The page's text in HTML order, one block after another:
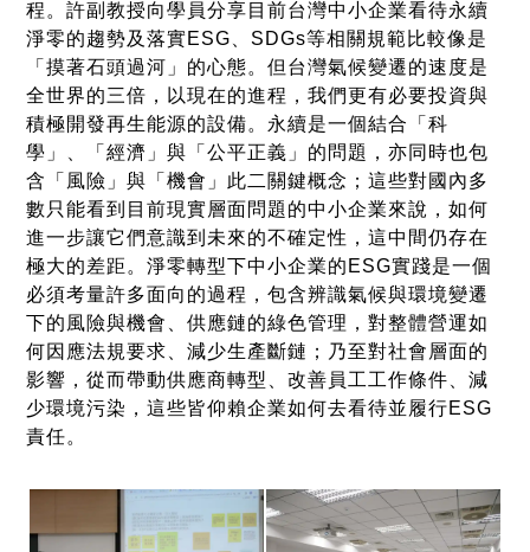
程。許副教授向學員分享目前台灣中小企業看待永續
淨零的趨勢及落實ESG、SDGs等相關規範比較像是
「摸著石頭過河」的心態。但台灣氣候變遷的速度是
全世界的三倍，以現在的進程，我們更有必要投資與
積極開發再生能源的設備。永續是一個結合「科
學」、「經濟」與「公平正義」的問題，亦同時也包
含「風險」與「機會」此二關鍵概念；這些對國內多
數只能看到目前現實層面問題的中小企業來說，如何
進一步讓它們意識到未來的不確定性，這中間仍存在
極大的差距。淨零轉型下中小企業的ESG實踐是一個
必須考量許多面向的過程，包含辨識氣候與環境變遷
下的風險與機會、供應鏈的綠色管理，對整體營運如
何因應法規要求、減少生產斷鏈；乃至對社會層面的
影響，從而帶動供應商轉型、改善員工工作條件、減
少環境污染，這些皆仰賴企業如何去看待並履行ESG
責任。